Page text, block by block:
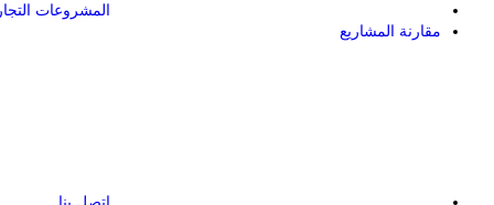
المشروعات
مقارنة المشاريع